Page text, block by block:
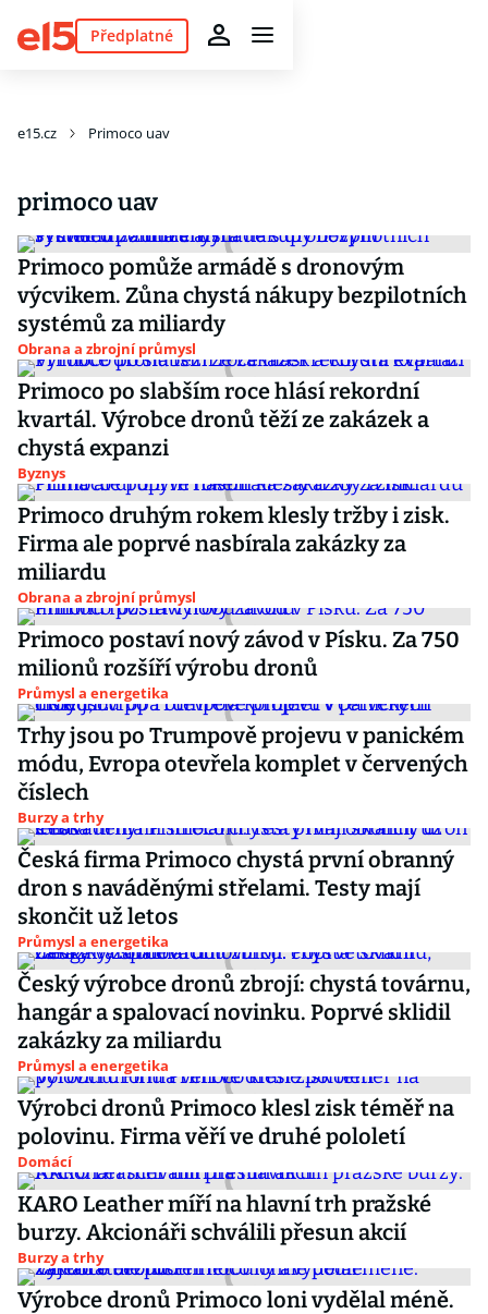
Předplatné
e15.cz Primoco uav
primoco uav
Primoco pomůže armádě s dronovým
výcvikem. Zůna chystá nákupy bezpilotních
systémů za miliardy
Obrana a zbrojní průmysl
Primoco po slabším roce hlásí rekordní
kvartál. Výrobce dronů těží ze zakázek a
chystá expanzi
Byznys
Primoco druhým rokem klesly tržby i zisk.
Firma ale poprvé nasbírala zakázky za
miliardu
Obrana a zbrojní průmysl
Primoco postaví nový závod v Písku. Za 750
milionů rozšíří výrobu dronů
Průmysl a energetika
Trhy jsou po Trumpově projevu v panickém
módu, Evropa otevřela komplet v červených
číslech
Burzy a trhy
Česká firma Primoco chystá první obranný
dron s naváděnými střelami. Testy mají
skončit už letos
Průmysl a energetika
Český výrobce dronů zbrojí: chystá továrnu,
hangár a spalovací novinku. Poprvé sklidil
zakázky za miliardu
Průmysl a energetika
Výrobci dronů Primoco klesl zisk téměř na
polovinu. Firma věří ve druhé pololetí
Domácí
KARO Leather míří na hlavní trh pražské
burzy. Akcionáři schválili přesun akcií
Burzy a trhy
Výrobce dronů Primoco loni vydělal méně.